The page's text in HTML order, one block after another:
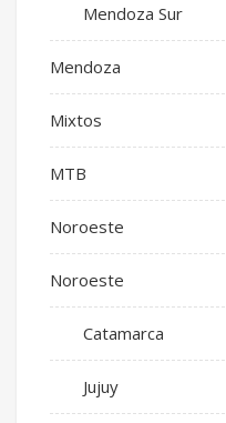
Mendoza Sur
Mendoza
Mixtos
MTB
Noroeste
Noroeste
Catamarca
Jujuy